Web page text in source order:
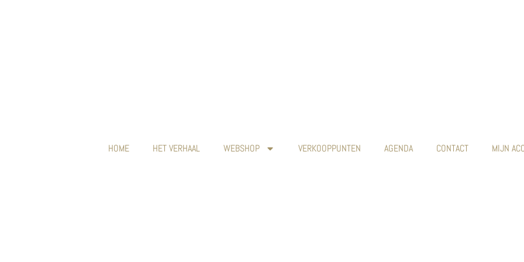
HOME HET VERHAAL WEBSHOP VERKOOPPUNTEN AGENDA CONTACT MIJN